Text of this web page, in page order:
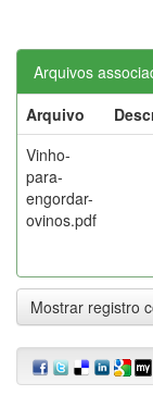
Arquivos
Arquivo
Vinho-
para-
engordar-
ovinos.pdf
Mostrar registro